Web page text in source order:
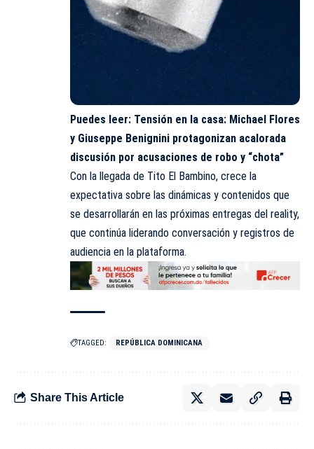
Puedes leer: Tensión en la casa: Michael Flores
y Giuseppe Benignini protagonizan acalorada
discusión por acusaciones de robo y “chota”
Con la llegada de Tito El Bambino, crece la
expectativa sobre las dinámicas y contenidos que
se desarrollarán en las próximas entregas del reality,
que continúa liderando conversación y registros de
audiencia en la plataforma.
TAGGED: REPÚBLICA DOMINICANA
Share This Article